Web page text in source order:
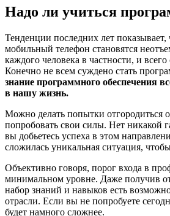
Надо ли учиться
Тенденции последних лет
мобильный телефон становятся
каждого человека в частности, и
Конечно не всем суждено стать
знание программного обеспечения
в нашу жизнь.
Можно делать попытки отгородиться
попробовать свои силы. Нет никакой
вы добьетесь успеха в этом
сложилась уникальная ситуация,
Объективно говоря, порог входа в
минимальном уровне. Даже получив
набор знаний и навыков есть
отрасли. Если вы не попробуете
будет намного сложнее.